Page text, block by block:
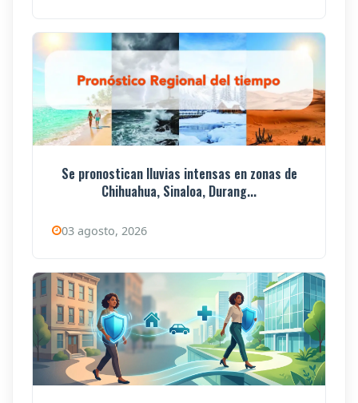
Se pronostican lluvias intensas en zonas de
Chihuahua, Sinaloa, Durang...
03 agosto, 2026